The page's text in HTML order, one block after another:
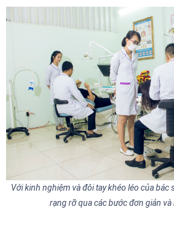
Với kinh nghiệm và đôi tay khéo léo của bác
rạng rỡ qua các bước đơn giản